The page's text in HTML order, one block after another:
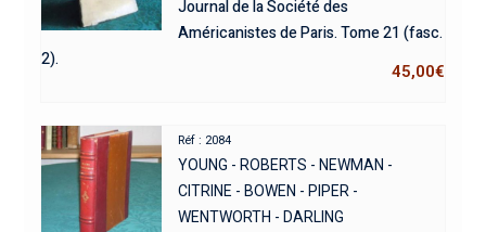
Journal de la Société des
Américanistes de Paris. Tome 21 (fasc.
2).
45,00€
Réf : 2084
YOUNG - ROBERTS - NEWMAN -
CITRINE - BOWEN - PIPER -
WENTWORTH - DARLING